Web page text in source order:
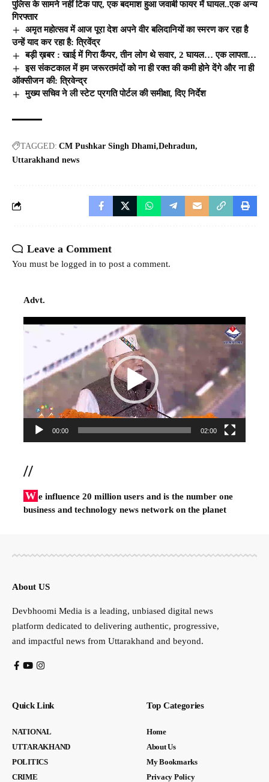
पुलिस के सामने नहीं टिक पाए, एक बदमाश हुआ जवाबी फायर में घायल..एक अन्य
गिरफ्तार
अमृत महोत्सव में आज पूरा देश अपने वीर बलिदानियों का स्मरण कर रहा है
उन्हें याद कर रहा है: त्रिवेंद्र
बड़ी ख़बर : खाई में गिरा कैंपर, तीन लोग थे सवार, 2 घायल… एक लापता…
इस संकटकाल में हम जरूरतमंदों को ना ही रक्त की कमी होने देंगे और ना ही
ऑक्सीजन की: त्रिवेन्द्र
मुख्य सचिव ने ली स्टेट प्रगति पोर्टल की समीक्षा, दिए निर्देश
TAGGED: CM Pushkar Singh Dhami Dehradun
Uttarakhand news
Leave a Comment
You must be logged in to post a comment.
Advt.
Video
00:00 02:00
//
W e influence 20 million users and is the number one
business and technology news network on the planet
About US
Devbhoomi Media is a leading, unbiased digital news
platform dedicated to delivering authentic, progressive,
and impactful news from Uttarakhand and beyond.
Quick Link
NATIONAL
UTTARAKHAND
POLITICS
CRIME
Top Categories
Home
About Us
My Bookmarks
Privacy Policy